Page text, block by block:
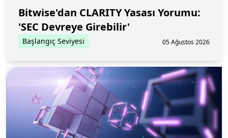
Bitwise'dan CLARITY Yasası Yorumu:
'SEC Devreye Girebilir'
Başlangıç Seviyesi 05 Ağustos 2026